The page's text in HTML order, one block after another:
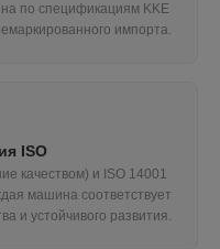
по спецификациям KKE
импорта.
ISO
качеством) и ISO 14001
машина соответствует
и устойчивого развития.